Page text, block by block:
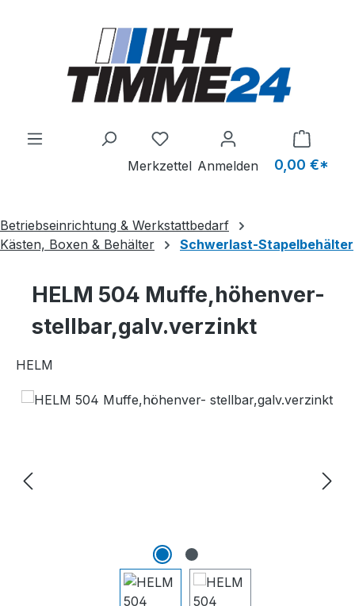
Du hast 0 Produkte auf dem
Merkzettel Anmelden 0,00 €*
Betriebseinrichtung & Werkstattbedarf
Kästen, Boxen & Behälter
Schwerlast-Stapelbehälter
HELM 504 Muffe,höhenver-
stellbar,galv.verzinkt
HELM
Bildergalerie überspringen